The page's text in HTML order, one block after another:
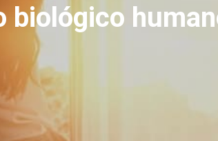
biológico